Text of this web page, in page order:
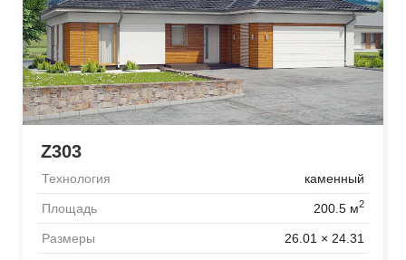
Z303
Технология каменный
Площадь 200.5 м2
Размеры 26.01 × 24.31